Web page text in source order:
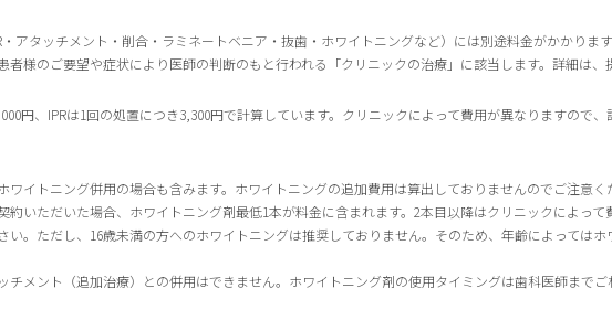
アタッチメント・削合・ラミネートベニア・抜歯・ホワイトニングなど）には別途料金がかかりま
者様のご要望や症状により医師の判断のもと行われる「クリニックの治療」に該当します。詳細は
円、IPRは1回の処置につき3,300円で計算しています。クリニックによって費用が異なりますので
ワイトニング併用の場合も含みます。ホワイトニングの追加費用は算出しておりませんのでご注意く
約いただいた場合、ホワイトニング剤最低1本が料金に含まれます。2本目以降はクリニックによっ
い。ただし、16歳未満の方へのホワイトニングは推奨しておりません。そのため、年齢によっては
チメント（追加治療）との併用はできません。ホワイトニング剤の使用タイミングは歯科医師まで